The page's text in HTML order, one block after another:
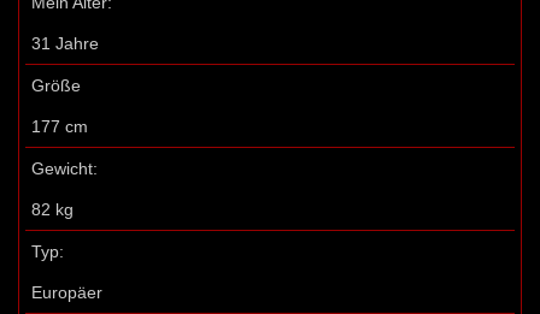
31 Jahre
Größe
177 cm
Gewicht:
82 kg
Typ:
Europäer